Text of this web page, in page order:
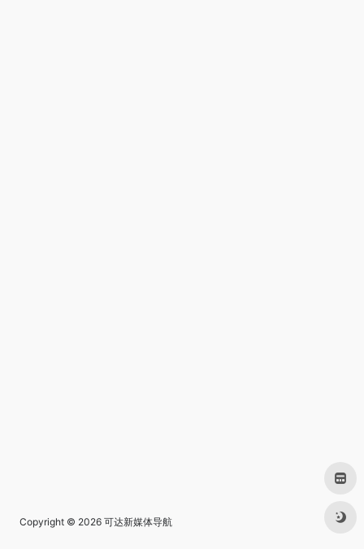
Copyright © 2026 可达新媒体导航